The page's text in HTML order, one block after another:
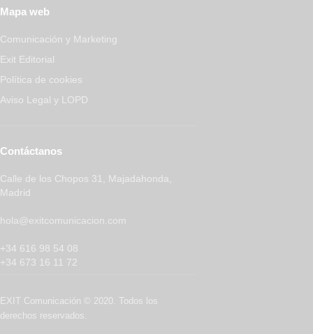
Mapa web
Comunicación y Marketing
Exit Editorial
Política de cookies
Aviso Legal y LOPD
Contáctanos
Calle de los Chopos 31, Majadahonda,
Madrid
hola@exitcomunicacion.com
+34 616 98 54 08
+34 673 16 11 72
EXIT Comunicación © 2020. Todos los
derechos reservados.